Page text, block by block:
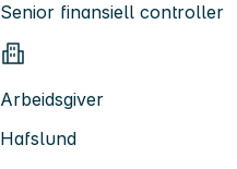
Senior finansiell controller
Arbeidsgiver
Hafslund